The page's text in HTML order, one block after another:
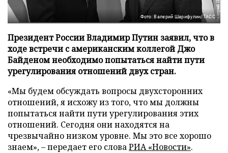
Фото: Валерий Шарифулин/ТАСС
Президент России Владимир Путин заявил, что в
ходе встречи с американским коллегой Джо
Байденом необходимо попытаться найти пути
урегулирования отношений двух стран.
«Мы будем обсуждать вопросы двухсторонних
отношений, я исхожу из того, что мы должны
попытаться найти пути урегулирования этих
отношений. Сегодня они находятся на
чрезвычайно низком уровне. Мы это все хорошо
знаем», – передает его словаРИА «Новости».